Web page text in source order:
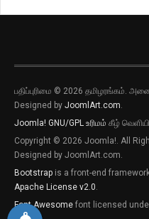
பதிப்புரிமை © 2026 தமிழரங்கம்.
Designed by JoomlArt.com.
Joomla! GNU/GPL உரிமம் கீழ்
Copyright © 2026 Joomla!. All
Designed by JoomlArt.com.
Bootstrap is a front-end
Apache License v2.0.
Font Awesome font licensed